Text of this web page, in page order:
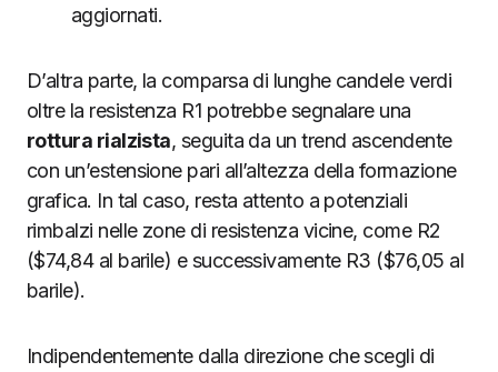
aggiornati.
D’altra parte, la comparsa di lunghe candele verdi
oltre la resistenza R1 potrebbe segnalare una
rottura rialzista, seguita da un trend ascendente
con un’estensione pari all’altezza della formazione
grafica. In tal caso, resta attento a potenziali
rimbalzi nelle zone di resistenza vicine, come R2
($74,84 al barile) e successivamente R3 ($76,05 al
barile).
Indipendentemente dalla direzione che scegli di